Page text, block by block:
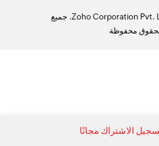
© 2026, شركة Zoho Corporation Pvt. Ltd. جميع
محفوظة
الاشتراك مجانًا